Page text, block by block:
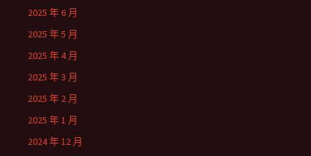
2025 年 6 月
2025 年 5 月
2025 年 4 月
2025 年 3 月
2025 年 2 月
2025 年 1 月
2024 年 12 月